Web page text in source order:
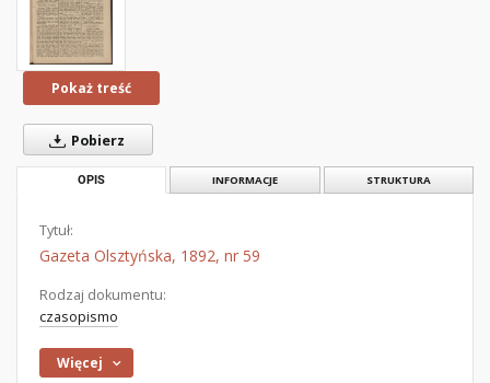
Pokaż treść
Pobierz
OPIS INFORMACJE STRUKTURA
Tytuł:
Gazeta Olsztyńska, 1892, nr 59
Rodzaj dokumentu:
czasopismo
Więcej